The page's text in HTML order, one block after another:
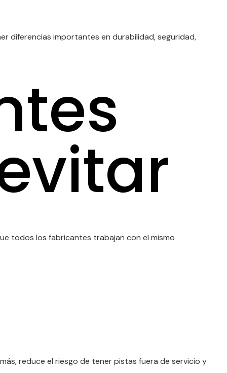
diferencias importantes en durabilidad, seguridad,
todos los fabricantes trabajan con el mismo
reduce el riesgo de tener pistas fuera de servicio y